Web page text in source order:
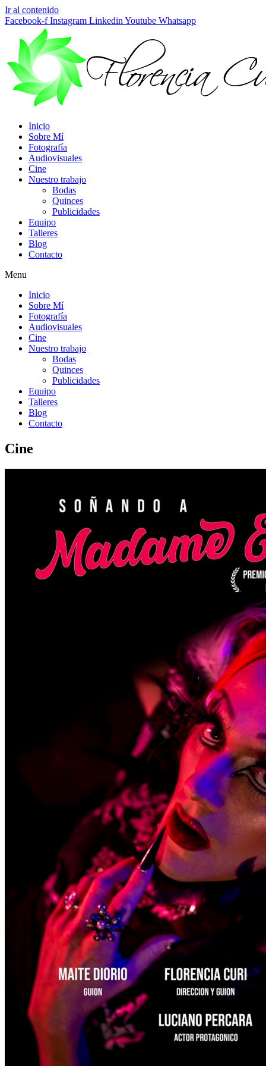
Ir al contenido
Facebook-f Instagram Linkedin Youtube Whatsapp
Inicio
Sobre Mí
Fotografía
Audiovisuales
Cine
Nuestro trabajo
Bodas
Quinces
Publicidades
Equipo
Talleres
Blog
Contacto
Menu
Inicio
Sobre Mí
Fotografía
Audiovisuales
Cine
Nuestro trabajo
Bodas
Quinces
Publicidades
Equipo
Talleres
Blog
Contacto
Cine